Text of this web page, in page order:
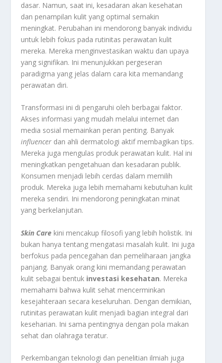
dasar. Namun, saat ini, kesadaran akan kesehatan
dan penampilan kulit yang optimal semakin
meningkat. Perubahan ini mendorong banyak individu
untuk lebih fokus pada rutinitas perawatan kulit
mereka. Mereka menginvestasikan waktu dan upaya
yang signifikan. Ini menunjukkan pergeseran
paradigma yang jelas dalam cara kita memandang
perawatan diri.
Transformasi ini di pengaruhi oleh berbagai faktor.
Akses informasi yang mudah melalui internet dan
media sosial memainkan peran penting. Banyak
influencer dan ahli dermatologi aktif membagikan tips.
Mereka juga mengulas produk perawatan kulit. Hal ini
meningkatkan pengetahuan dan kesadaran publik.
Konsumen menjadi lebih cerdas dalam memilih
produk. Mereka juga lebih memahami kebutuhan kulit
mereka sendiri. Ini mendorong peningkatan minat
yang berkelanjutan.
Skin Care kini mencakup filosofi yang lebih holistik. Ini
bukan hanya tentang mengatasi masalah kulit. Ini juga
berfokus pada pencegahan dan pemeliharaan jangka
panjang. Banyak orang kini memandang perawatan
kulit sebagai bentuk investasi kesehatan. Mereka
memahami bahwa kulit sehat mencerminkan
kesejahteraan secara keseluruhan. Dengan demikian,
rutinitas perawatan kulit menjadi bagian integral dari
keseharian. Ini sama pentingnya dengan pola makan
sehat dan olahraga teratur.
Perkembangan teknologi dan penelitian ilmiah juga